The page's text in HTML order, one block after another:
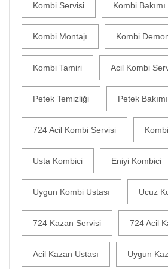
Kombi Servisi Kombi Bakımı
Kombi Montajı Kombi
Kombi Tamiri Acil Kombi
Petek Temizliği Petek Bakımı
724 Acil Kombi Servisi
Usta Kombici Eniyi Kombici
Uygun Kombi Ustası Ucuz
724 Kazan Servisi 724 Acil
Acil Kazan Ustası Uygun